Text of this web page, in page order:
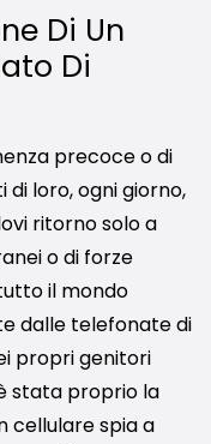
Di Un
Di
precoce o di
loro, ogni giorno,
ritorno solo a
o di forze
il mondo
dalle telefonate di
propri genitori
stata proprio la
cellulare spia a